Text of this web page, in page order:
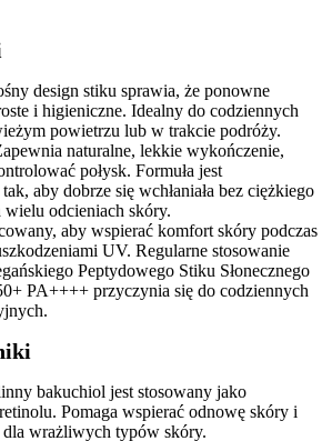
design stiku sprawia, że ponowne
i higieniczne. Idealny do codziennych
powietrzu lub w trakcie podróży.
naturalne, lekkie wykończenie,
połysk. Formuła jest
aby dobrze się wchłaniała bez ciężkiego
wielu odcieniach skóry.
aby wspierać komfort skóry podczas
UV. Regularne stosowanie
Peptydowego Stiku Słonecznego
PA++++ przyczynia się do codziennych
bakuchiol jest stosowany jako
Pomaga wspierać odnowę skóry i
wrażliwych typów skóry.